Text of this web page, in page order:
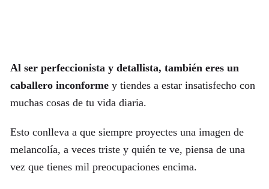
Al ser perfeccionista y detallista, también eres un
caballero inconformey tiendes a estar insatisfecho con
muchas cosas de tu vida diaria.
Esto conlleva a que siempre proyectes una imagen de
melancolía, a veces triste y quién te ve, piensa de una
vez que tienes mil preocupaciones encima.